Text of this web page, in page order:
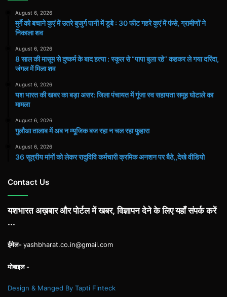
August 6, 2026
मुर्गे को बचाने कुएं में उतरे बुजुर्ग पानी में डूबे : 30 फीट गहरे कुएं में फंसे, ग्रामीणों ने
निकाला शव
August 6, 2026
8 साल की मासूम से दुष्कर्म के बाद हत्या : स्कूल से “पापा बुला रहे” कहकर ले गया दरिंदा,
जंगल में मिला शव
August 6, 2026
यश भारत की खबर का बड़ा असर: जिला पंचायत में गूंजा स्व सहायता समूह घोटाले का
मामला
August 6, 2026
गुलौआ तालाब में अब न म्यूजिक बज रहा न चल रहा फुहारा
August 6, 2026
36 सूत्रीय मांगों को लेकर रादुविवि कर्मचारी क्रमिक अनशन पर बैठे,,देखे वीडियो
Contact Us
यशभारत अख़बार और पोर्टल में खबर, विज्ञापन देने के लिए यहाँ संपर्क करें
...
ईमेल-yashbharat.co.in@gmail.com
मोबाइल -
Design & Manged By Tapti Finteck